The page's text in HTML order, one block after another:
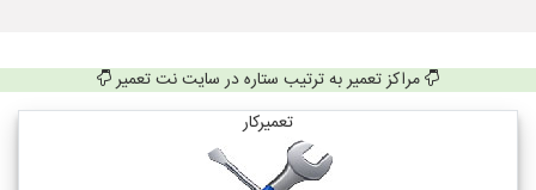
مراکز تعمیر به ترتیب ستاره در سایت نت تعمیر
تعمیرکار